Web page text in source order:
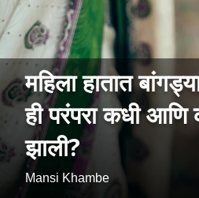
महिला हातात
ही परंपरा कधी
झाली?
Mansi Khambe